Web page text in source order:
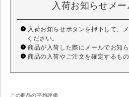
入荷お知らせメ
入荷お知らせボタンを押下して、
ください。
商品が入荷した際にメールでお知ら
商品の入荷やご注文を確定するも